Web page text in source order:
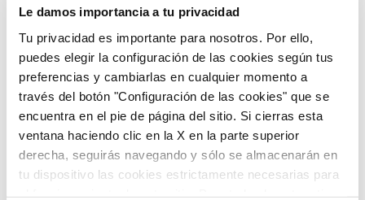
Le damos importancia a tu privacidad
Tu privacidad es importante para nosotros. Por ello,
puedes elegir la configuración de las cookies según tus
preferencias y cambiarlas en cualquier momento a
través del botón "Configuración de las cookies" que se
encuentra en el pie de página del sitio. Si cierras esta
ventana haciendo clic en la X en la parte superior
derecha, seguirás navegando y sólo se almacenarán en
tu dispositivo las cookies estrictamente necesarias para
Diosa Isis, fechada en los Siglos II-III d.C.